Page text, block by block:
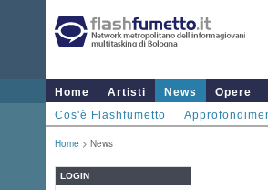
Home Artisti News Opere
Cos'è Flashfumetto
Home > News
LOGIN